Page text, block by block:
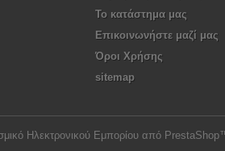
Το κατάστημα μας
Επικοινωνήστε μαζί μας
Όροι Χρήσης
sitemap
Ηλεκτρονικού Εμπορίου από